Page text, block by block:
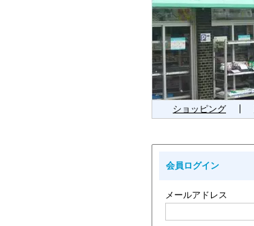
ショッピング
会員ログイン
メールアドレス